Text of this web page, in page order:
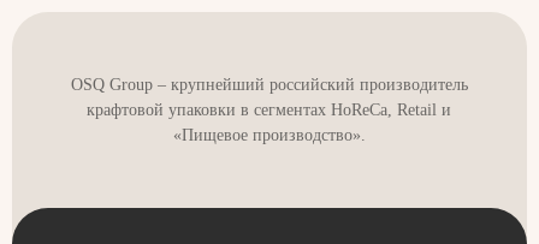
OSQ Group – крупнейший российский производитель
крафтовой упаковки в сегментах HoReCa, Retail и
«Пищевое производство».